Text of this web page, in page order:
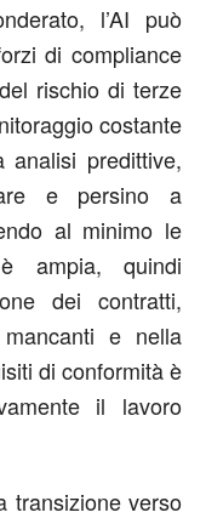
l’AI può
di compliance
rischio di terze
costante
analisi predittive,
e persino a
al minimo le
ampia, quindi
dei contratti,
mancanti e nella
di conformità è
il lavoro
transizione verso